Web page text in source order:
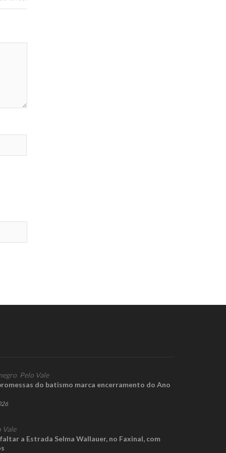
Pelo Vale
do batismo marca encerramento do Ano
Vale
a Estrada Selma Wallauer, no Faxinal, com